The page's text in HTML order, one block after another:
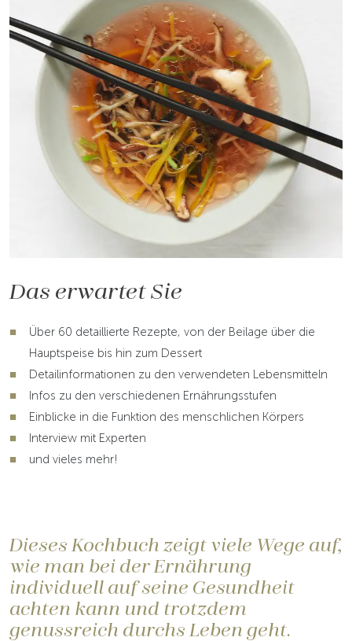
Das erwartet Sie
Über 60 detaillierte Rezepte, von der Beilage über die
Hauptspeise bis hin zum Dessert
Detailinformationen zu den verwendeten Lebensmitteln
Infos zu den verschiedenen Ernährungsstufen
Einblicke in die Funktion des menschlichen Körpers
Interview mit Experten
und vieles mehr!
Dieses Kochbuch zeigt viele Wege auf,
wie man bei der Ernährung
individuell auf seine Gesundheit
achten kann und trotzdem
genussreich durchs Leben geht.